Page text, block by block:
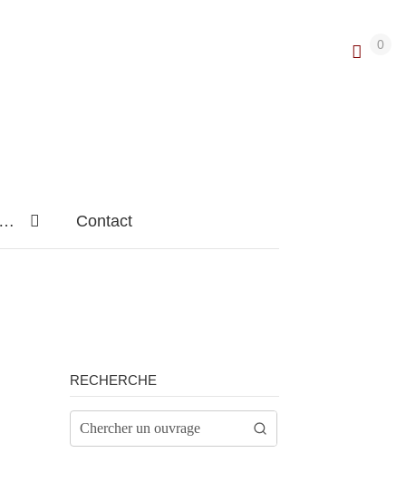
Contact
0
RECHERCHE